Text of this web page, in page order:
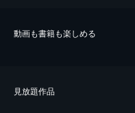
動画も書籍も楽しめる
⾒放題作品